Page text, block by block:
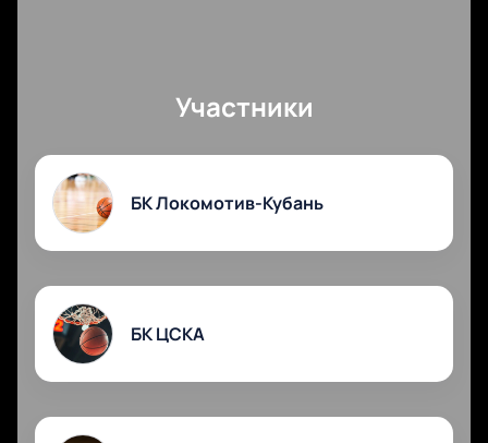
Участники
БК Локомотив-Кубань
БК ЦСКА